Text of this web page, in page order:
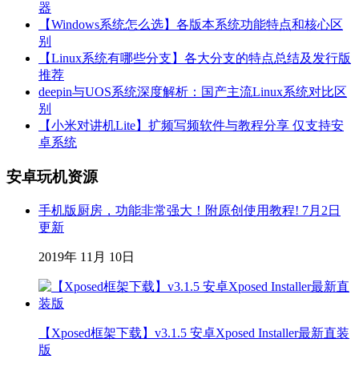
器
【Windows系统怎么选】各版本系统功能特点和核心区
别
【Linux系统有哪些分支】各大分支的特点总结及发行版
推荐
deepin与UOS系统深度解析：国产主流Linux系统对比区
别
【小米对讲机Lite】扩频写频软件与教程分享 仅支持安
卓系统
安卓玩机资源
手机版厨房，功能非常强大！附原创使用教程! 7月2日
更新
2019年 11月 10日
【Xposed框架下载】v3.1.5 安卓Xposed Installer最新直装
版